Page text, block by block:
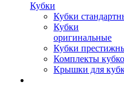
Кубки
Кубки
Кубки
оригинальные
Кубки
Комплекты
Крышки для